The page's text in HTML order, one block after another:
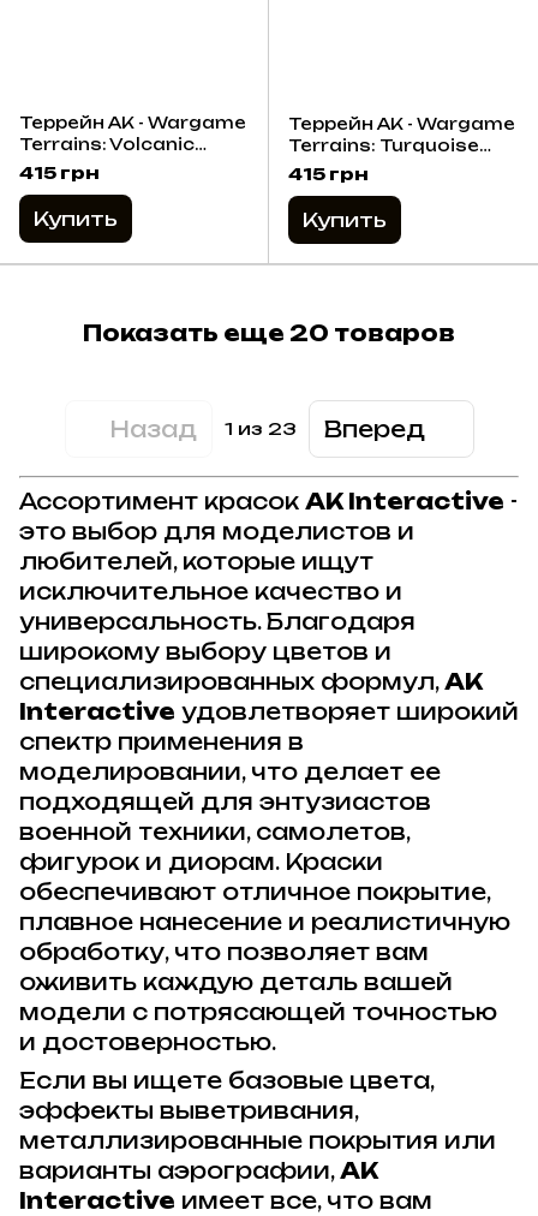
Террейн AK - Wargame
Terrains: Volcanic
Earth (100ml)
415 грн
Купить
Террейн AK - Wargame
Terrains: Turquoise
Mine (100ml)
415 грн
Купить
Показать еще 20 товаров
Назад 1 из 23 Вперед
Ассортимент красок AK Interactive -
это выбор для моделистов и
любителей, которые ищут
исключительное качество и
универсальность. Благодаря
широкому выбору цветов и
специализированных формул,AK
Interactive удовлетворяет широкий
спектр применения в
моделировании, что делает ее
подходящей для энтузиастов
военной техники, самолетов,
фигурок и диорам. Краски
обеспечивают отличное покрытие,
плавное нанесение и реалистичную
обработку, что позволяет вам
оживить каждую деталь вашей
модели с потрясающей точностью
и достоверностью.
Если вы ищете базовые цвета,
эффекты выветривания,
металлизированные покрытия или
варианты аэрографии,AK
Interactive имеет все, что вам